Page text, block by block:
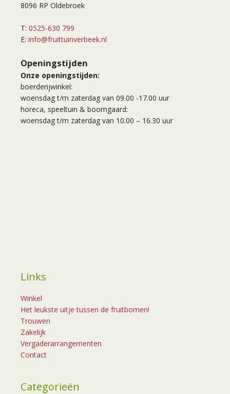
8096 RP Oldebroek
T: 0525-630 799
E: info@fruittuinverbeek.nl
Openingstijden
Onze openingstijden:
boerderijwinkel:
woensdag t/m zaterdag van 09.00 -17.00 uur
horeca, speeltuin & boomgaard:
woensdag t/m zaterdag van 10.00 – 16.30 uur
Links
Winkel
Het leukste uitje tussen de fruitbomen!
Trouwen
Zakelijk
Vergaderarrangementen
Contact
Categorieën